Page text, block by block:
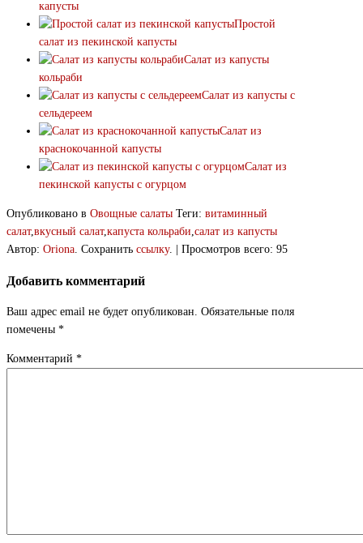
капусты
Простой
салат из пекинской капусты
Салат из капусты
кольраби
Салат из капусты с
сельдереем
Салат из
краснокочанной капусты
Салат из
пекинской капусты с огурцом
Опубликовано в Овощные салаты Теги: витаминный
салат,вкусный салат,капуста кольраби,салат из капусты
Автор: Oriona. Сохранить ссылку. | Просмотров всего: 95
Добавить комментарий
Ваш адрес email не будет опубликован. Обязательные поля
помечены *
Комментарий *